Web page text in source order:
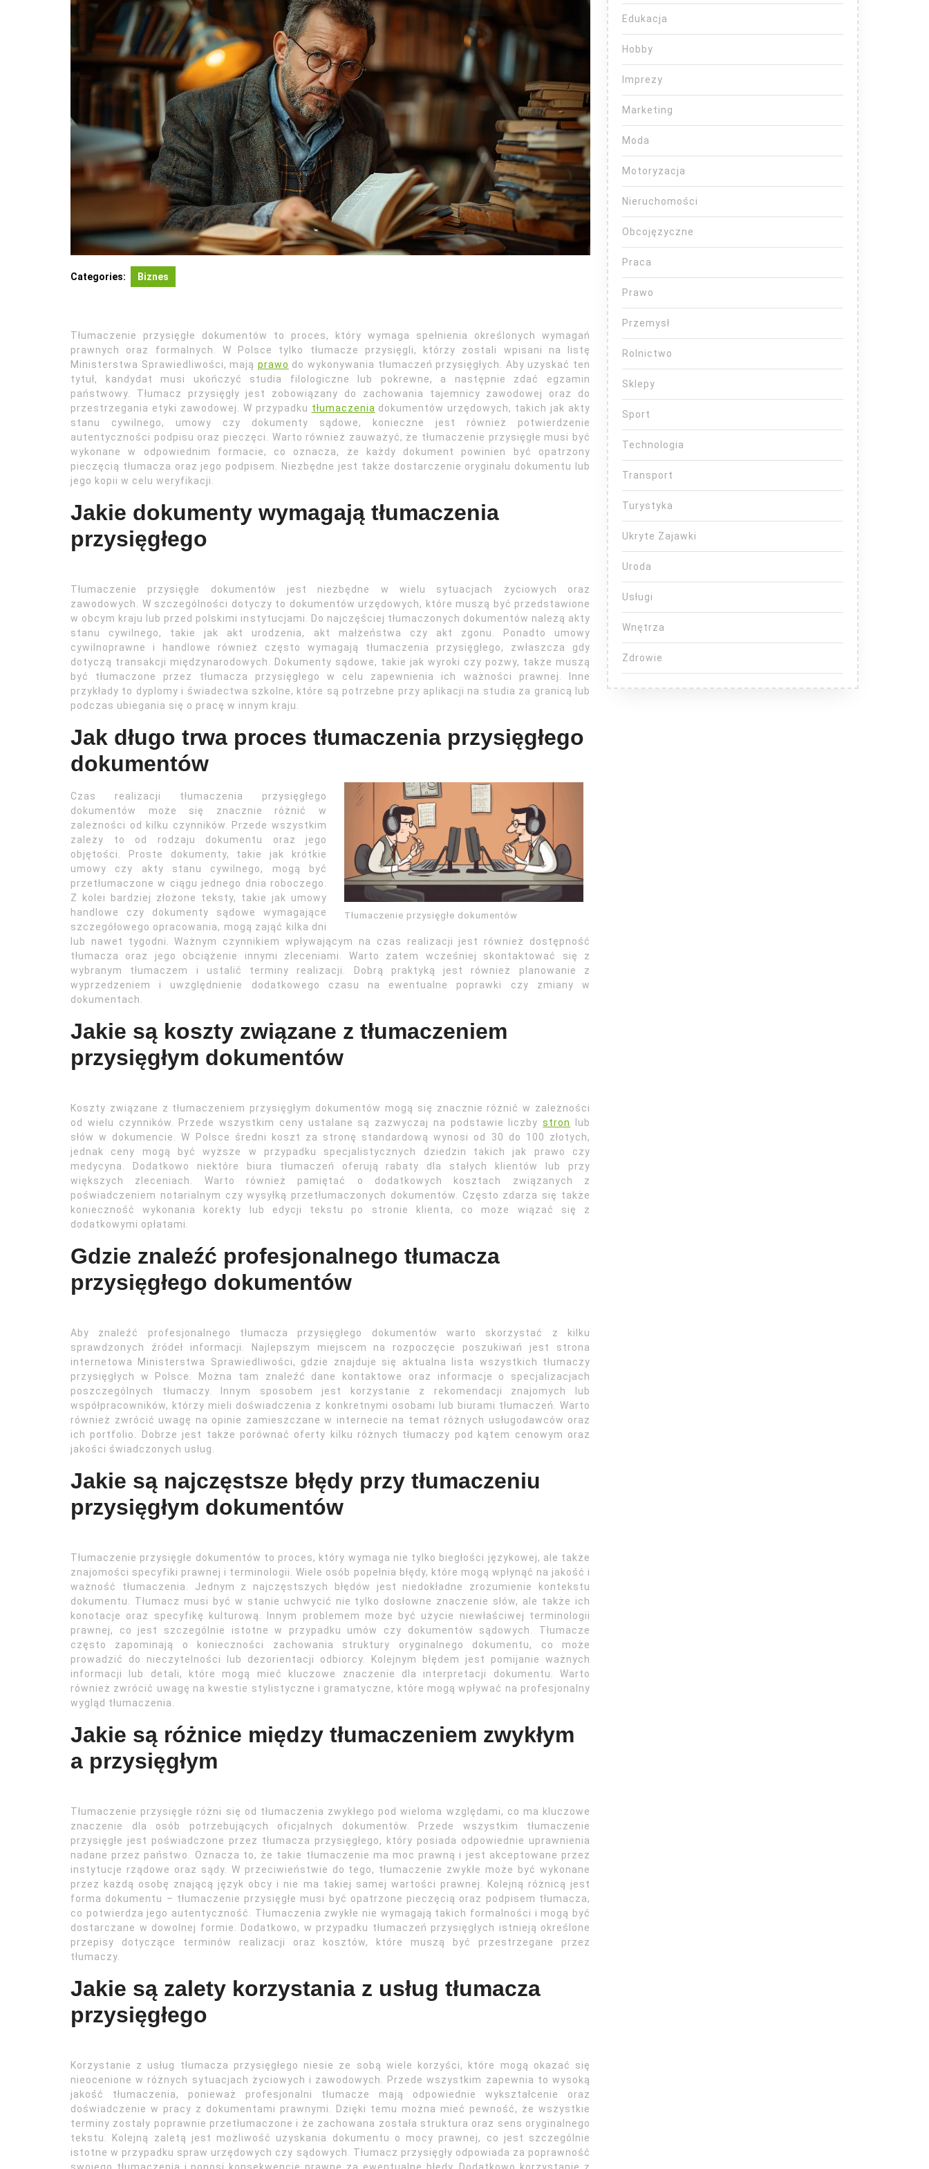
Categories: Biznes
Tłumaczenie przysięgłe dokumentów to proces, który wymaga spełnienia określonych wymagań
prawnych oraz formalnych. W Polsce tylko tłumacze przysięgli, którzy zostali wpisani na listę
Ministerstwa Sprawiedliwości, mają prawo do wykonywania tłumaczeń przysięgłych. Aby uzyskać ten
tytuł, kandydat musi ukończyć studia filologiczne lub pokrewne, a następnie zdać egzamin
państwowy. Tłumacz przysięgły jest zobowiązany do zachowania tajemnicy zawodowej oraz do
przestrzegania etyki zawodowej. W przypadku tłumaczenia dokumentów urzędowych, takich jak akty
stanu cywilnego, umowy czy dokumenty sądowe, konieczne jest również potwierdzenie
autentyczności podpisu oraz pieczęci. Warto również zauważyć, że tłumaczenie przysięgłe musi być
wykonane w odpowiednim formacie, co oznacza, że każdy dokument powinien być opatrzony
pieczęcią tłumacza oraz jego podpisem. Niezbędne jest także dostarczenie oryginału dokumentu lub
jego kopii w celu weryfikacji.
Jakie dokumenty wymagają tłumaczenia
przysięgłego
Tłumaczenie przysięgłe dokumentów jest niezbędne w wielu sytuacjach życiowych oraz
zawodowych. W szczególności dotyczy to dokumentów urzędowych, które muszą być przedstawione
w obcym kraju lub przed polskimi instytucjami. Do najczęściej tłumaczonych dokumentów należą akty
stanu cywilnego, takie jak akt urodzenia, akt małżeństwa czy akt zgonu. Ponadto umowy
cywilnoprawne i handlowe również często wymagają tłumaczenia przysięgłego, zwłaszcza gdy
dotyczą transakcji międzynarodowych. Dokumenty sądowe, takie jak wyroki czy pozwy, także muszą
być tłumaczone przez tłumacza przysięgłego w celu zapewnienia ich ważności prawnej. Inne
przykłady to dyplomy i świadectwa szkolne, które są potrzebne przy aplikacji na studia za granicą lub
podczas ubiegania się o pracę w innym kraju.
Jak długo trwa proces tłumaczenia przysięgłego
dokumentów
Tłumaczenie przysięgłe dokumentów
Czas realizacji tłumaczenia przysięgłego
dokumentów może się znacznie różnić w
zależności od kilku czynników. Przede wszystkim
zależy to od rodzaju dokumentu oraz jego
objętości. Proste dokumenty, takie jak krótkie
umowy czy akty stanu cywilnego, mogą być
przetłumaczone w ciągu jednego dnia roboczego.
Z kolei bardziej złożone teksty, takie jak umowy
handlowe czy dokumenty sądowe wymagające
szczegółowego opracowania, mogą zająć kilka dni
lub nawet tygodni. Ważnym czynnikiem wpływającym na czas realizacji jest również dostępność
tłumacza oraz jego obciążenie innymi zleceniami. Warto zatem wcześniej skontaktować się z
wybranym tłumaczem i ustalić terminy realizacji. Dobrą praktyką jest również planowanie z
wyprzedzeniem i uwzględnienie dodatkowego czasu na ewentualne poprawki czy zmiany w
dokumentach.
Jakie są koszty związane z tłumaczeniem
przysięgłym dokumentów
Koszty związane z tłumaczeniem przysięgłym dokumentów mogą się znacznie różnić w zależności
od wielu czynników. Przede wszystkim ceny ustalane są zazwyczaj na podstawie liczbystron
lub
słów w dokumencie. W Polsce średni koszt za stronę standardową wynosi od 30 do 100 złotych,
jednak ceny mogą być wyższe w przypadku specjalistycznych dziedzin takich jak prawo czy
medycyna. Dodatkowo niektóre biura tłumaczeń oferują rabaty dla stałych klientów lub przy
większych zleceniach. Warto również pamiętać o dodatkowych kosztach związanych z
poświadczeniem notarialnym czy wysyłką przetłumaczonych dokumentów. Często zdarza się także
konieczność wykonania korekty lub edycji tekstu po stronie klienta, co może wiązać się z
dodatkowymi opłatami.
Gdzie znaleźć profesjonalnego tłumacza
przysięgłego dokumentów
Aby znaleźć profesjonalnego tłumacza przysięgłego dokumentów warto skorzystać z kilku
sprawdzonych źródeł informacji. Najlepszym miejscem na rozpoczęcie poszukiwań jest strona
internetowa Ministerstwa Sprawiedliwości, gdzie znajduje się aktualna lista wszystkich tłumaczy
przysięgłych w Polsce. Można tam znaleźć dane kontaktowe oraz informacje o specjalizacjach
poszczególnych tłumaczy. Innym sposobem jest korzystanie z rekomendacji znajomych lub
współpracowników, którzy mieli doświadczenia z konkretnymi osobami lub biurami tłumaczeń. Warto
również zwrócić uwagę na opinie zamieszczane w internecie na temat różnych usługodawców oraz
ich portfolio. Dobrze jest także porównać oferty kilku różnych tłumaczy pod kątem cenowym oraz
jakości świadczonych usług.
Jakie są najczęstsze błędy przy tłumaczeniu
przysięgłym dokumentów
Tłumaczenie przysięgłe dokumentów to proces, który wymaga nie tylko biegłości językowej, ale także
znajomości specyfiki prawnej i terminologii. Wiele osób popełnia błędy, które mogą wpłynąć na jakość i
ważność tłumaczenia. Jednym z najczęstszych błędów jest niedokładne zrozumienie kontekstu
dokumentu. Tłumacz musi być w stanie uchwycić nie tylko dosłowne znaczenie słów, ale także ich
konotacje oraz specyfikę kulturową. Innym problemem może być użycie niewłaściwej terminologii
prawnej, co jest szczególnie istotne w przypadku umów czy dokumentów sądowych. Tłumacze
często zapominają o konieczności zachowania struktury oryginalnego dokumentu, co może
prowadzić do nieczytelności lub dezorientacji odbiorcy. Kolejnym błędem jest pomijanie ważnych
informacji lub detali, które mogą mieć kluczowe znaczenie dla interpretacji dokumentu. Warto
również zwrócić uwagę na kwestie stylistyczne i gramatyczne, które mogą wpływać na profesjonalny
wygląd tłumaczenia.
Jakie są różnice między tłumaczeniem zwykłym
a przysięgłym
Tłumaczenie przysięgłe różni się od tłumaczenia zwykłego pod wieloma względami, co ma kluczowe
znaczenie dla osób potrzebujących oficjalnych dokumentów. Przede wszystkim tłumaczenie
przysięgłe jest poświadczone przez tłumacza przysięgłego, który posiada odpowiednie uprawnienia
nadane przez państwo. Oznacza to, że takie tłumaczenie ma moc prawną i jest akceptowane przez
instytucje rządowe oraz sądy. W przeciwieństwie do tego, tłumaczenie zwykłe może być wykonane
przez każdą osobę znającą język obcy i nie ma takiej samej wartości prawnej. Kolejną różnicą jest
forma dokumentu – tłumaczenie przysięgłe musi być opatrzone pieczęcią oraz podpisem tłumacza,
co potwierdza jego autentyczność. Tłumaczenia zwykłe nie wymagają takich formalności i mogą być
dostarczane w dowolnej formie. Dodatkowo, w przypadku tłumaczeń przysięgłych istnieją określone
przepisy dotyczące terminów realizacji oraz kosztów, które muszą być przestrzegane przez
tłumaczy.
Jakie są zalety korzystania z usług tłumacza
przysięgłego
Korzystanie z usług tłumacza przysięgłego niesie ze sobą wiele korzyści, które mogą okazać się
nieocenione w różnych sytuacjach życiowych i zawodowych. Przede wszystkim zapewnia to wysoką
jakość tłumaczenia, ponieważ profesjonalni tłumacze mają odpowiednie wykształcenie oraz
doświadczenie w pracy z dokumentami prawnymi. Dzięki temu można mieć pewność, że wszystkie
terminy zostały poprawnie przetłumaczone i że zachowana została struktura oraz sens oryginalnego
tekstu. Kolejną zaletą jest możliwość uzyskania dokumentu o mocy prawnej, co jest szczególnie
istotne w przypadku spraw urzędowych czy sądowych. Tłumacz przysięgły odpowiada za poprawność
Edukacja
Hobby
Imprezy
Marketing
Moda
Motoryzacja
Nieruchomości
Obcojęzyczne
Praca
Prawo
Przemysł
Rolnictwo
Sklepy
Sport
Technologia
Transport
Turystyka
Ukryte Zajawki
Uroda
Usługi
Wnętrza
Zdrowie